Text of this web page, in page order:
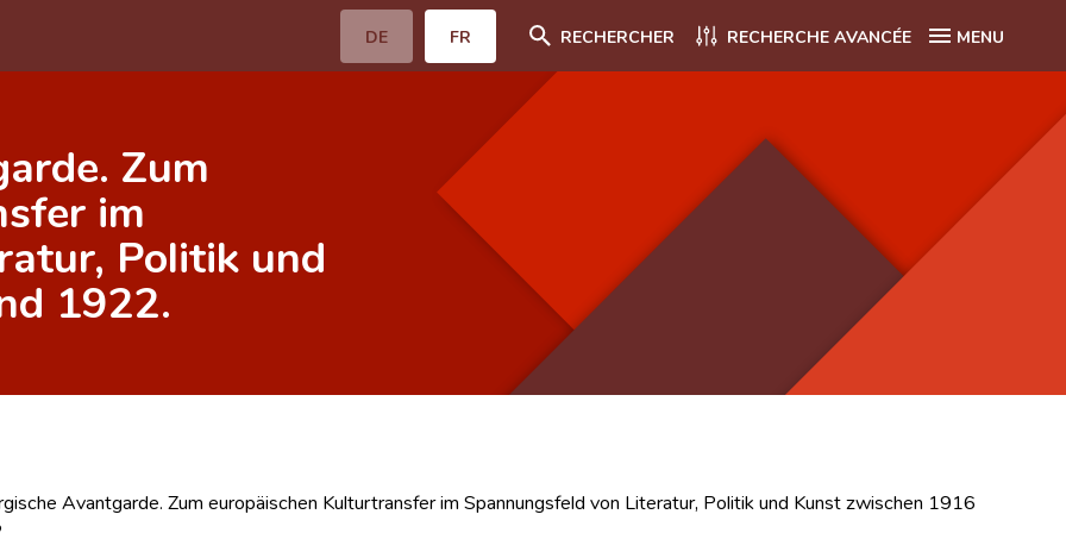
DE FR RECHERCHER RECHERCHE AVANCÉE MENU
Zum
im
Politik und
1922.
Avantgarde. Zum europäischen Kulturtransfer im Spannungsfeld von Literatur, Politik und Kunst zwischen 1916